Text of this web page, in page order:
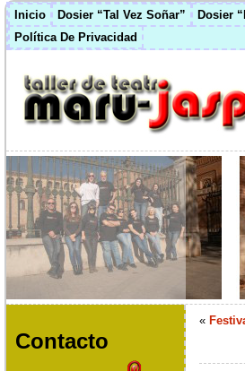
Inicio Dosier “Tal Vez Soñar” Dosier
Política De Privacidad
Contacto
«